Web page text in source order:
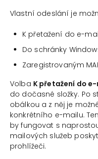
Vlastní odeslání je
K přetažení do e-
Do schránky
Zaregistrovaným
Volba K přetažení do
do dočasné složky. Po
obálkou a z něj je
konkrétního e-mailu.
by fungovat s
mailových služeb
prohlížeči.